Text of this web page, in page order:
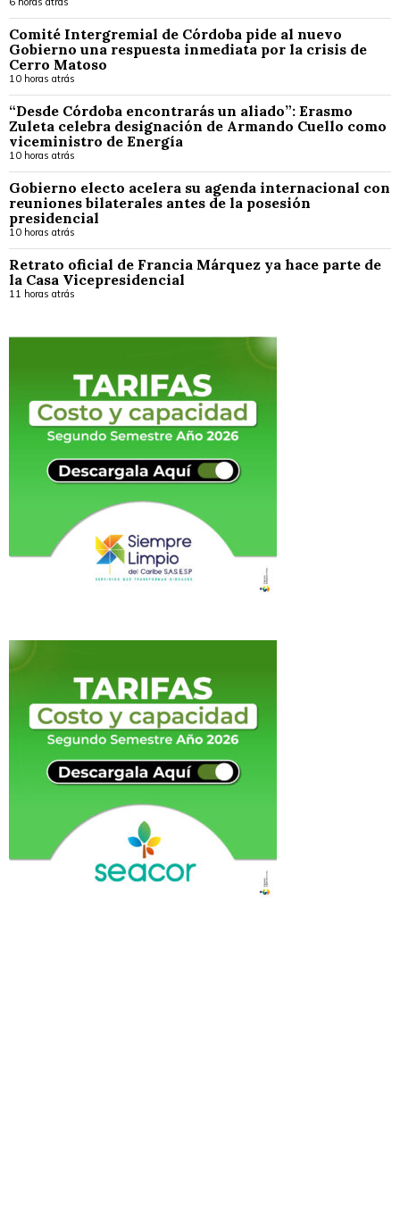
Comité Intergremial de Córdoba pide al nuevo
Gobierno una respuesta inmediata por la crisis de
Cerro Matoso
10 horas atrás
“Desde Córdoba encontrarás un aliado”: Erasmo
Zuleta celebra designación de Armando Cuello como
viceministro de Energía
10 horas atrás
Gobierno electo acelera su agenda internacional con
reuniones bilaterales antes de la posesión
presidencial
10 horas atrás
Retrato oficial de Francia Márquez ya hace parte de
la Casa Vicepresidencial
11 horas atrás